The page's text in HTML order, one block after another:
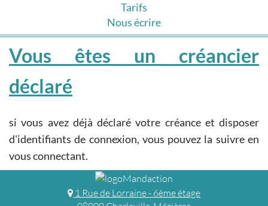
Tarifs
Nous écrire
Vous êtes un créancier
déclaré
si vous avez déjà déclaré votre créance et disposer
d'identifiants de connexion, vous pouvez la suivre en
vous connectant.
1 Rue de Lorraine - 6ème étage